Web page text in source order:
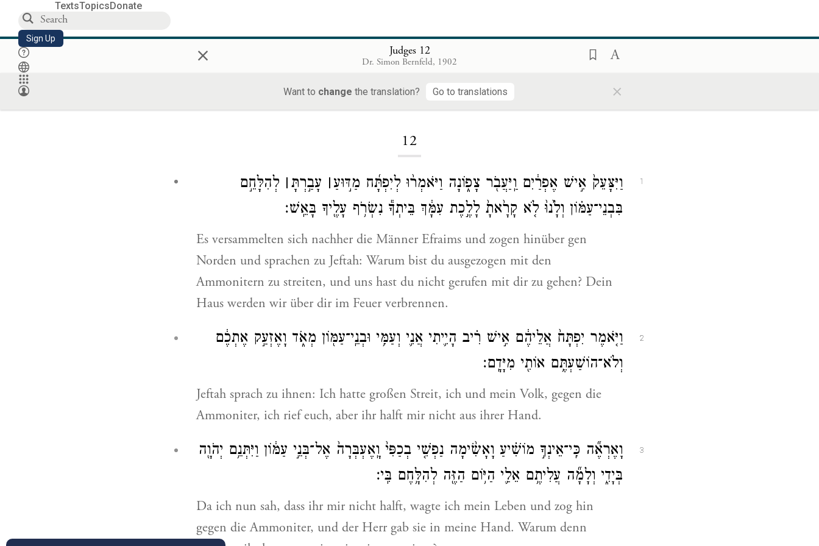
TextsTopicsDonate
Sign Up × Judges 12
Dr. Simon Bernfeld, 1902
Want to change the translation? Go to translations ×
12
1 וַיִּצָּעֵק֙ אִ֣ישׁ אֶפְרַ֔יִם וַֽיַּעֲבֹ֖ר צָפ֑וֹנָה וַיֹּאמְר֨וּ לְיִפְתָּ֜ח מַדּ֣וּעַ׀ עָבַ֣רְתָּ׀ לְהִלָּחֵ֣ם
בִּבְנֵי־עַמּ֗וֹן וְלָ֙נוּ֙ לֹ֤א קָרָ֙אתָ֙ לָלֶ֣כֶת עִמָּ֔ךְ בֵּיתְךָ֕ נִשְׂרֹ֥ף עָלֶ֖יךָ בָּאֵֽשׁ׃
Es versammelten sich nachher die Männer Efraims und zogen hinüber gen
Norden und sprachen zu Jeftah: Warum bist du ausgezogen mit den
Ammonitern zu streiten, und uns hast du nicht gerufen mit dir zu gehen? Dein
Haus werden wir über dir im Feuer verbrennen.
2
וַיֹּ֤אמֶר יִפְתָּח֙ אֲלֵיהֶ֔ם אִ֣ישׁ רִ֗יב הָיִ֛יתִי אֲנִ֛י וְעַמִּ֥י וּבְנֵֽי־עַמּ֖וֹן מְאֹ֑ד וָאֶזְעַ֣ק אֶתְכֶ֔ם
וְלֹא־הוֹשַׁעְתֶּ֥ם אוֹתִ֖י מִיָּדָֽם׃
Jeftah sprach zu ihnen: Ich hatte großen Streit, ich und mein Volk, gegen die
Ammoniter, ich rief euch, aber ihr halft mir nicht aus ihrer Hand.
3
וָאֶרְאֶ֞ה כִּֽי־אֵינְךָ֣ מוֹשִׁ֗יעַ וָאָשִׂ֨ימָה נַפְשִׁ֤י בְכַפִּי֙ וָֽאֶעְבְּרָה֙ אֶל־בְּנֵ֣י עַמּ֔וֹן וַיִּתְּנֵ֥ם יְהֹוָ֖ה
בְּיָדִ֑י וְלָמָ֞ה עֲלִיתֶ֥ם אֵלַ֛י הַיּ֥וֹם הַזֶּ֖ה לְהִלָּ֥חֶם בִּֽי׃
Da ich nun sah, dass ihr mir nicht halft, wagte ich mein Leben und zog hin
gegen die Ammoniter, und der Herr gab sie in meine Hand. Warum denn